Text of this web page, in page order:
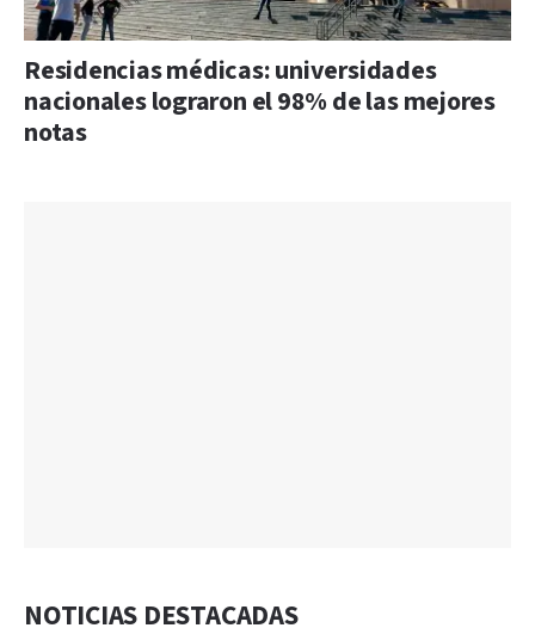
Residencias médicas: universidades
nacionales lograron el 98% de las mejores
notas
NOTICIAS DESTACADAS